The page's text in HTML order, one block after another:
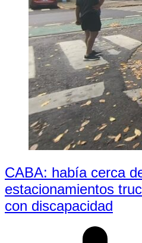
CABA: había cerca
estacionamientos
con discapacidad